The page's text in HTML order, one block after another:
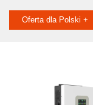
Oferta dla Polski +